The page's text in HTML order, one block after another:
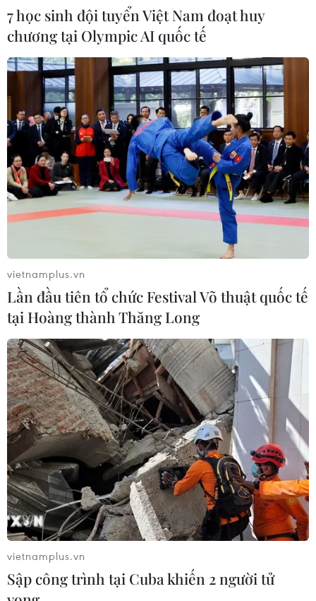
7 học sinh đội tuyển Việt Nam đoạt huy
chương tại Olympic AI quốc tế
vietnamplus.vn
Lần đầu tiên tổ chức Festival Võ thuật quốc tế
tại Hoàng thành Thăng Long
vietnamplus.vn
Sập công trình tại Cuba khiến 2 người tử